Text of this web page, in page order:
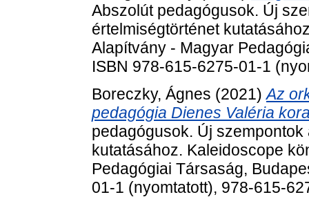
Abszolút pedagógusok. Új
értelmiségtörténet
Alapítvány - Magyar
ISBN 978-615-6275-01-1
Boreczky, Ágnes (2021)Az
pedagógia Dienes Valéria
pedagógusok. Új
kutatásához. Kaleidoscope
Pedagógiai Társaság,
01-1 (nyomtatott), 978-615-